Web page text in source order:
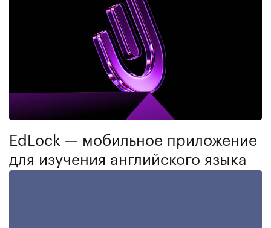
EdLock — мобильное приложение
для изучения английского языка